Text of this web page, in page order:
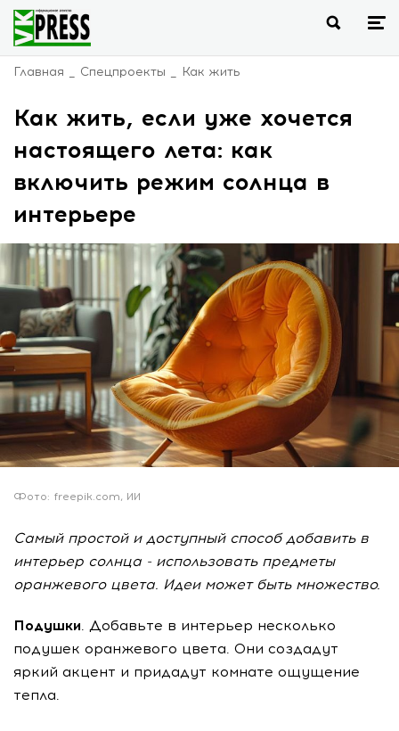
Главная Спецпроекты Как жить
Как жить, если уже хочется
настоящего лета: как
включить режим солнца в
интерьере
Фото: freepik.com, ИИ
Самый простой и доступный способ добавить в
интерьер солнца - использовать предметы
оранжевого цвета. Идеи может быть множество.
Подушки. Добавьте в интерьер несколько
подушек оранжевого цвета. Они создадут
яркий акцент и придадут комнате ощущение
тепла.